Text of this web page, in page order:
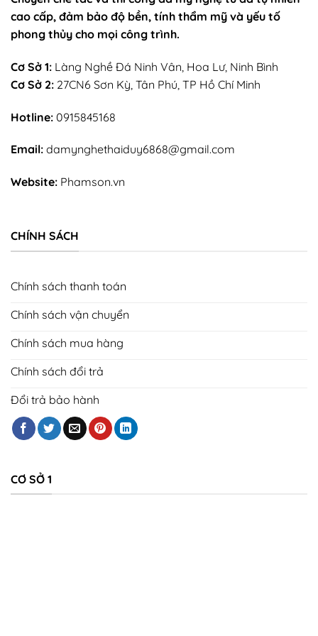
cao cấp, đảm bảo độ bền, tính thẩm mỹ và yếu tố
phong thủy cho mọi công trình.
Cơ Sở 1: Làng Nghề Đá Ninh Vân, Hoa Lư, Ninh Bình
Cơ Sở 2: 27CN6 Sơn Kỳ, Tân Phú, TP Hồ Chí Minh
Hotline: 0915845168
Email: damynghethaiduy6868@gmail.com
Website: Phamson.vn
CHÍNH SÁCH
Chính sách thanh toán
Chính sách vận chuyển
Chính sách mua hàng
Chính sách đổi trả
Đổi trả bảo hành
CƠ SỞ 1